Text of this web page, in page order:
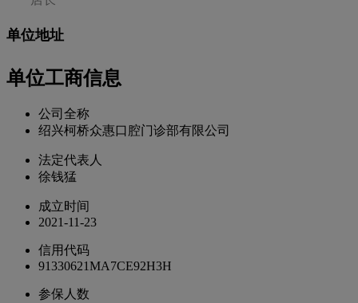
单位地址
单位工商信息
公司全称
绍兴柯桥众惠口腔门诊部有限公司
法定代表人
徐钱猛
成立时间
2021-11-23
信用代码
91330621MA7CE92H3H
参保人数